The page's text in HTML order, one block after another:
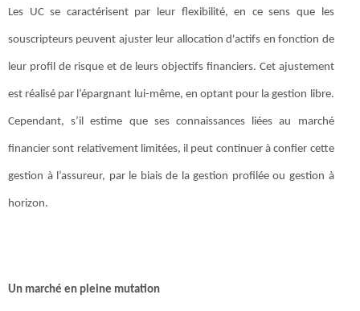
Les UC se caractérisent par leur flexibilité, en ce sens que les
souscripteurs peuvent ajuster leur allocation d'actifs en fonction de
leur profil de risque et de leurs objectifs financiers. Cet ajustement
est réalisé par l’épargnant lui-même, en optant pour la gestion libre.
Cependant, s’il estime que ses connaissances liées au marché
financier sont relativement limitées, il peut continuer à confier cette
gestion à l’assureur, par le biais de la gestion profilée ou gestion à
horizon.
Un marché en pleine mutation